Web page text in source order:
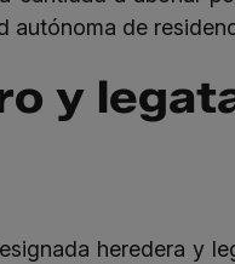
autónoma de
y
heredera y